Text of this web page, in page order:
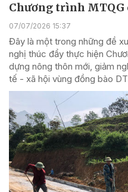
Chương trình MTQG
07/07/2026 15:37
Đây là một trong những đề
nghị thúc đẩy thực hiện
dựng nông thôn mới, giảm
tế - xã hội vùng đồng bào